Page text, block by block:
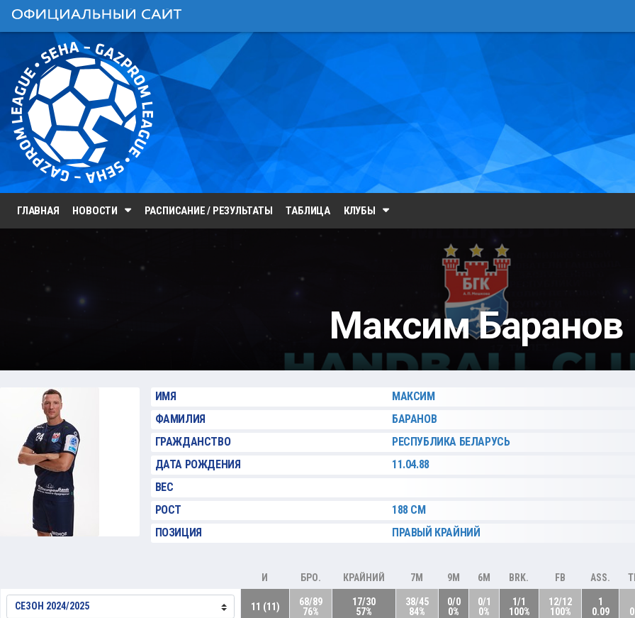
ГЛАВНАЯ НОВОСТИ РАСПИСАНИЕ / РЕЗУЛЬТАТЫ ТАБЛИЦА КЛУБЫ
Максим Баранов
ИМЯ
МАКСИМ
ФАМИЛИЯ
БАРАНОВ
ГРАЖДАНСТВО
РЕСПУБЛИКА БЕЛАРУСЬ
ДАТА РОЖДЕНИЯ
11.04.88
ВЕС
РОСТ
188 СМ
ПОЗИЦИЯ
ПРАВЫЙ КРАЙНИЙ
И БРО. КРАЙНИЙ 7M 9M 6M BRK. FB ASS.
11 (11)
68/89
76%
17/30
57%
38/45
84%
0/0
0%
0/1
0%
1/1
100%
12/12
100%
1
0.09